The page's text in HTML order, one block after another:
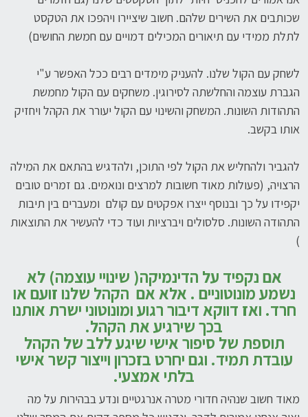
שכותבים את השירים שלהם. חשוב שיציירו ויהפכו את הטקסט
לתלת ממידי עם תיאורים המכילים דמויים עם חמשת החושים)
לשחק עם הקול שלנו. להעניק מימדים רבים ככל האפשר ע"י
הגברת עוצמה והחלשתה לסירוגין. משחקים עם הקול מחמשת
התהודות השונות. המשחק והשינוי עם הקול יעורר את הקהל ויחזיק
אותו בקשב.
להגביר ולהחליש את הקול לפי התוכן, ולהדגיש בהתאם את המילה
הרצויה, (פעולות מאוד חשובות למרצים ונואמים. גם זמרים טובים
יקפידו על כך ובנוסף ייצרו אפקטים עם קולם ומעברים בין תיבות
התהודה השונות. סלסולים ויברציות ועוד כדי להעשיר את התוצאות
)
אם נקפיד על הדינמיקה( שינויי עוצמה) לא
נשמע מונוטוניים . אלא אם הקהל שלנו זועם או
חרד. ואז דווקא דיבור רגוע ומונוטוני ישרת אותנו
בכך שירגיע את הקהל.
תוספת של סיפור אישי שיגע ללב של הקהל
עובדת תמיד. וגם יחרט בזכרון וייצור קשר אישי
בלתי אמצעי.
מאוד חשוב שנהיה חדורי מטרה אנרגטיים ונדע בבהירות על מה